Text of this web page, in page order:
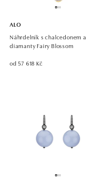
ALO
Náhrdelník s chalcedonem a
diamanty Fairy Blossom
od 57 618 Kč